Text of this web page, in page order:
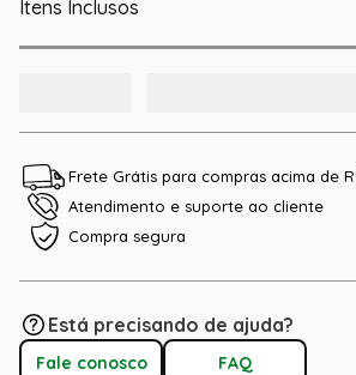
Itens Inclusos
Frete Grátis para compras acima de
Atendimento e suporte ao cliente
Compra segura
Está precisando de ajuda?
Fale conosco FAQ